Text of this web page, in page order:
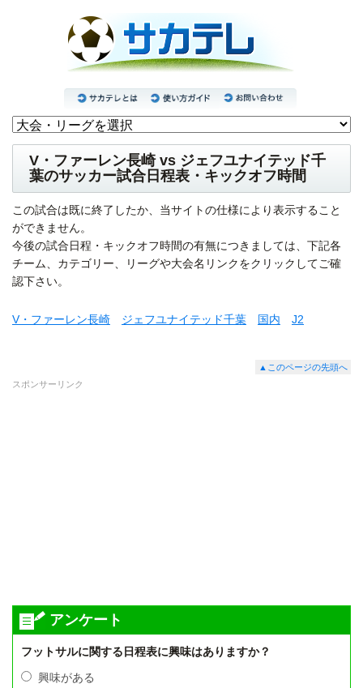
V・ファーレン長崎 vs ジェフユナイテッド千
葉のサッカー試合日程表・キックオフ時間
この試合は既に終了したか、当サイトの仕様により表示すること
ができません。
今後の試合日程・キックオフ時間の有無につきましては、下記各
チーム、カテゴリー、リーグや大会名リンクをクリックしてご確
認下さい。
V・ファーレン長崎 ジェフユナイテッド千葉 国内 J2
▲このページの先頭へ
スポンサーリンク
アンケート
フットサルに関する日程表に興味はありますか？
興味がある